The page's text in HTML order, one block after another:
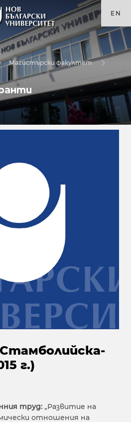
EN
Магистърски факултет
г.)
труд: „Развитие на
отношения на